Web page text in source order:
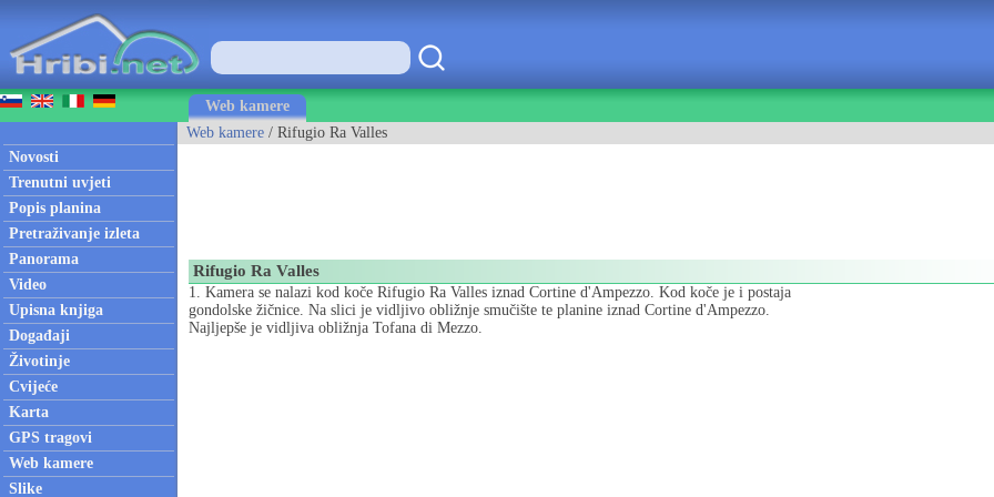
Web kamere
Novosti
Trenutni uvjeti
Popis planina
Pretraživanje izleta
Panorama
Video
Upisna knjiga
Događaji
Životinje
Cvijeće
Karta
GPS tragovi
Web kamere
Slike
Web kamere / Rifugio Ra Valles
Rifugio Ra Valles
1. Kamera se nalazi kod koče Rifugio Ra Valles iznad Cortine d'Ampezzo. Kod koče je i postaja
gondolske žičnice. Na slici je vidljivo obližnje smučište te planine iznad Cortine d'Ampezzo.
Najljepše je vidljiva obližnja Tofana di Mezzo.